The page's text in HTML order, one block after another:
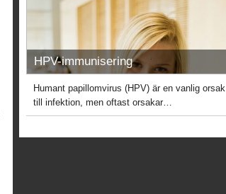
HPV-immunisering
Humant papillomvirus (HPV) är en vanlig orsak
till infektion, men oftast orsakar…